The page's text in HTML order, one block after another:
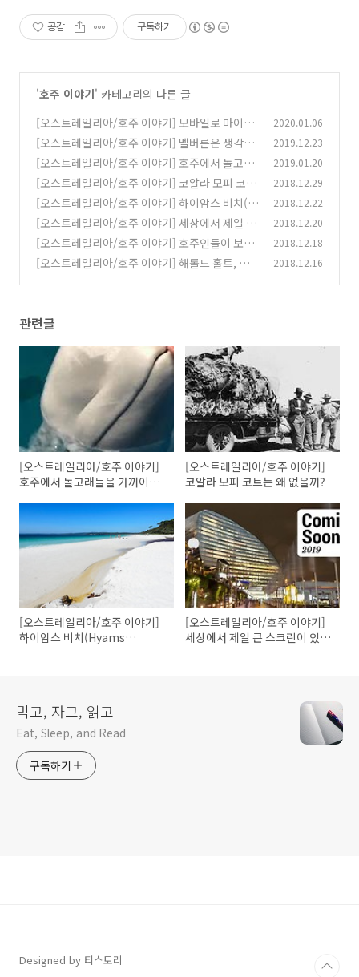
공감 구독하기
'호주 이야기' 카테고리의 다른 글
[오스트레일리아/호주 이야기] 모바일로 마이키
(Myki) 이용하자! (0)
2020.01.06
[오스트레일리아/호주 이야기] 멜버른은 생각보
다 춥습니다, 여러분! (0)
2019.12.23
[오스트레일리아/호주 이야기] 호주에서 돌고래
들을 가까이에서 구경할 수 있는 곳 - 몽키 미아
(Monkey Mia)
(0)
2019.01.20
[오스트레일리아/호주 이야기] 코알라 모피 코트
는 왜 없을까? (0)
2018.12.29
[오스트레일리아/호주 이야기] 하이암스 비치(H
yams Beach), 세상에서 가장 흰 모래가 있는 해
변
(1)
2018.12.22
[오스트레일리아/호주 이야기] 세상에서 제일 큰
스크린이 있는 영화관은 어디?
(0)
2018.12.20
[오스트레일리아/호주 이야기] 호주인들이 보라
색을 좋아하는 걸까, 아니면 우리나라 사람들이
2018.12.18
[오스트레일리아/호주 이야기] 해롤드 홀트, 어
2018.12.16
관련글
[오스트레일리아/호주 이야기]
호주에서 돌고래들을 가까이에
(Monkey Mia)
[오스트레일리아/호주 이야기]
코알라 모피 코트는 왜 없을까?
[오스트레일리아/호주 이야기]
하이암스 비치(Hyams
[오스트레일리아/호주 이야기]
세상에서 제일 큰 스크린이 있는
먹고, 자고, 읽고
Eat, Sleep, and Read
구독하기
Designed by 티스토리